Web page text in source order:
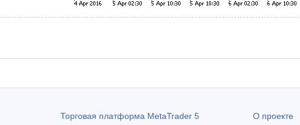
Торговая платформа MetaTrader 5 О проекте